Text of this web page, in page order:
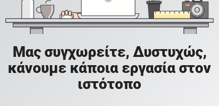
Μας συγχωρείτε, Δυστυχώς,
κάνουμε κάποια εργασία στον
ιστότοπο